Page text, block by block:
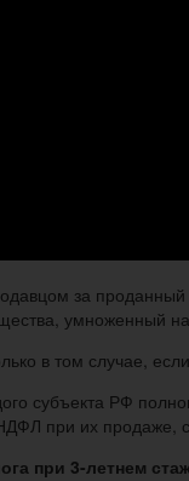
за
умноженный
в том случае,
субъекта РФ
при их продаже,
при 3-летнем